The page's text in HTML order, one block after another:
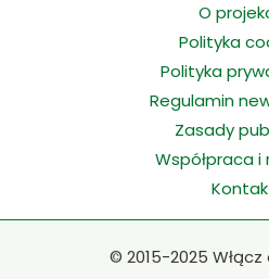
O
Polityka
Polityka
Regulamin
Zasady
Współpraca i
© 2015-2025